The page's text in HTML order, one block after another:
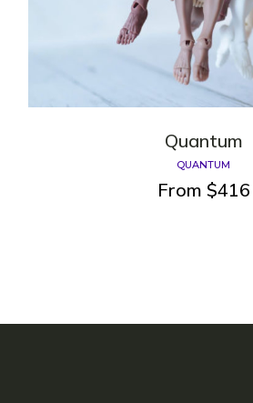
Quantum
QUANTUM
From $416